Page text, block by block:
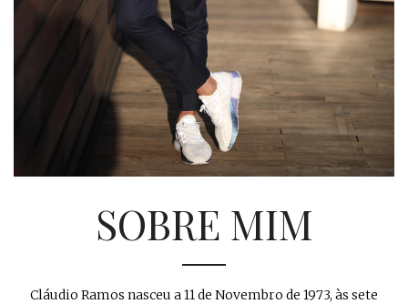
SOBRE MIM
Cláudio Ramos nasceu a 11 de Novembro de 1973, às sete